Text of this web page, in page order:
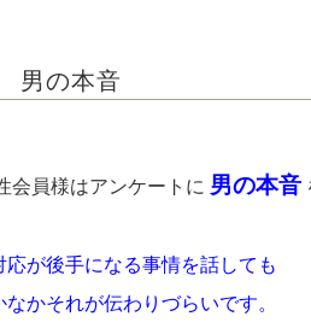
男の本音
会員様はアンケートに 男の本音
応が後手になる事情を話しても
かそれが伝わりづらいです。